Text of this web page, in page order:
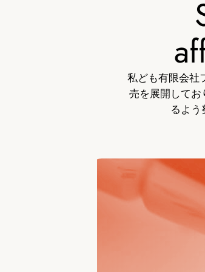
私ども有限会社
売を展開してお
るよう